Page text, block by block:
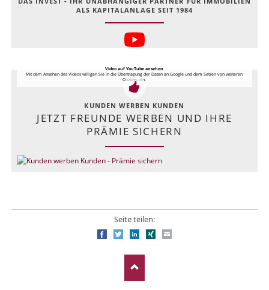
ALS KAPITALANLAGE SEIT 1984
Video auf YouTube ansehen
Mit dem Ansehen des Videos willigen Sie in die Übertragung der Daten an Google und dem Setzen von weiteren
Cookies ein.
KUNDEN WERBEN KUNDEN
JETZT FREUNDE WERBEN UND IHRE
PRÄMIE SICHERN
Seite teilen:
FacebookTwitterLinkedIn
Xing